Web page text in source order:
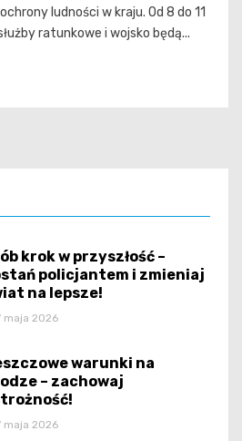
ludności w kraju. Od 8 do 11
ratunkowe i wojsko będą...
krok w przyszłość –
policjantem i zmieniaj
na lepsze!
maja 2026
warunki na
– zachowaj
maja 2026